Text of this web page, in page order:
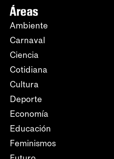
Áreas
Ambiente
Carnaval
Ciencia
Cotidiana
Cultura
Deporte
Economía
Educación
Feminismos